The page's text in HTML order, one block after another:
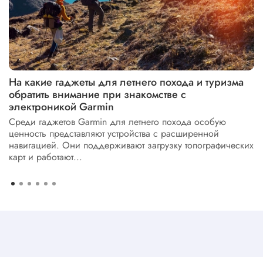
На какие гаджеты для летнего похода и туризма
обратить внимание при знакомстве с
электроникой Garmin
Среди гаджетов Garmin для летнего похода особую
ценность представляют устройства с расширенной
навигацией. Они поддерживают загрузку топографических
карт и работают...